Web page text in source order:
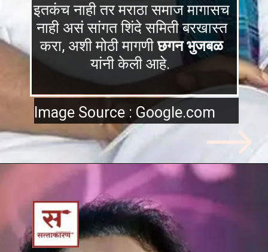
इतकंच नाही तर मराठा समाज मागासच
नाही असं सांगत शिंदे समिती बरखास्त
करा, अशी मोठी मागणीछगन भुजबळ
यांनी केली आहे.
Image Source : Google.com